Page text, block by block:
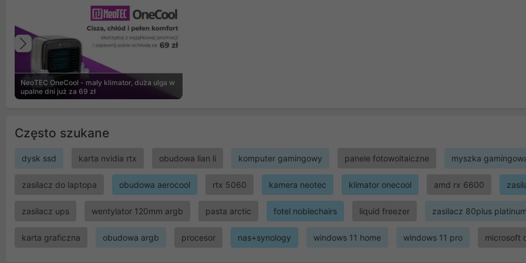
NeoTEC OneCool - mały klimator, duża ulga w
upalne dni już za 69 zł
Poprzedni
Często szukane
dysk ssd karta nvidia rtx obudowa lian li komputer gamingowy panele fotowoltaiczne myszka
zasilacz do laptopa obudowa aerocool rtx 5060 kamera neotec klimator onecool amd rx 6600
zasilacz ups wentylator 120mm argb pasta arctic fotel noblechairs liquid freezer zasilacz 80plus platinum
karta graficzna obudowa argb procesor nas+synology windows 11 home windows 11 pro microsoft